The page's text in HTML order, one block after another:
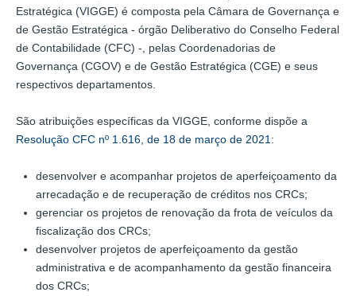
Estratégica (VIGGE) é composta pela Câmara de Governança e
de Gestão Estratégica - órgão Deliberativo do Conselho Federal
de Contabilidade (CFC) -, pelas Coordenadorias de
Governança (CGOV) e de Gestão Estratégica (CGE) e seus
respectivos departamentos.
São atribuições específicas da VIGGE, conforme dispõe a
Resolução CFC nº 1.616, de 18 de março de 2021 :
desenvolver e acompanhar projetos de aperfeiçoamento da
arrecadação e de recuperação de créditos nos CRCs;
gerenciar os projetos de renovação da frota de veículos da
fiscalização dos CRCs;
desenvolver projetos de aperfeiçoamento da gestão
administrativa e de acompanhamento da gestão financeira
dos CRCs;